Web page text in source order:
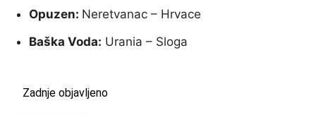
Opuzen: Neretvanac – Hrvace
Baška Voda: Urania – Sloga
Zadnje objavljeno